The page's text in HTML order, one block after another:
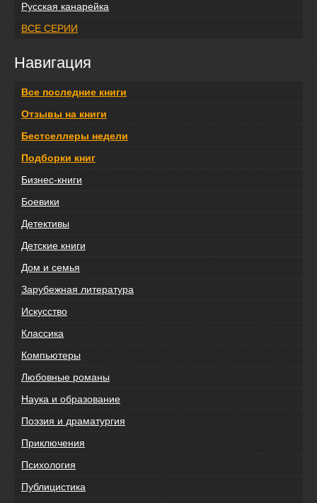
Русская канарейка
ВСЕ СЕРИИ
Навигация
Все последние книги
Отзывы на книги
Бестселлеры недели
Подборки книг
Бизнес-книги
Боевики
Детективы
Детские книги
Дом и семья
Зарубежная литература
Искусство
Классика
Компьютеры
Любовные романы
Наука и образование
Поэзия и драматургия
Приключения
Психология
Публицистика